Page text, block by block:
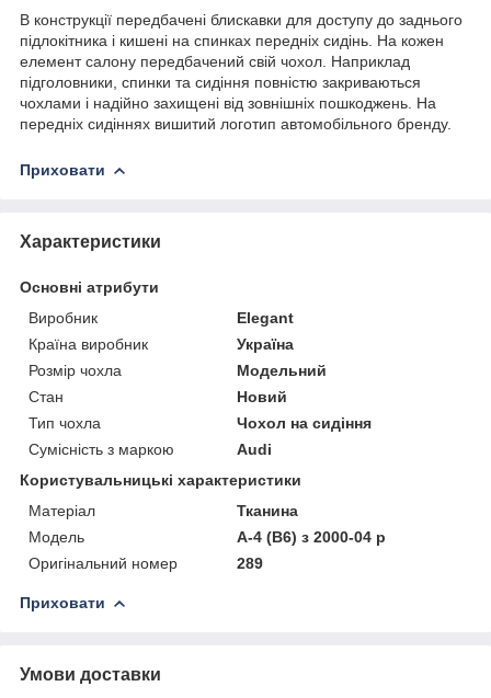
В конструкції передбачені блискавки для доступу до заднього
підлокітника і кишені на спинках передніх сидінь. На кожен
елемент салону передбачений свій чохол. Наприклад
підголовники, спинки та сидіння повністю закриваються
чохлами і надійно захищені від зовнішніх пошкоджень. На
передніх сидіннях вишитий логотип автомобільного бренду.
Приховати
Характеристики
Основні атрибути
Виробник
Elegant
Країна виробник
Україна
Розмір чохла
Модельний
Стан
Новий
Тип чохла
Чохол на сидіння
Сумісність з маркою
Audi
Користувальницькі характеристики
Матеріал
Тканина
Модель
А-4 (B6) з 2000-04 р
Оригінальний номер
289
Приховати
Умови доставки